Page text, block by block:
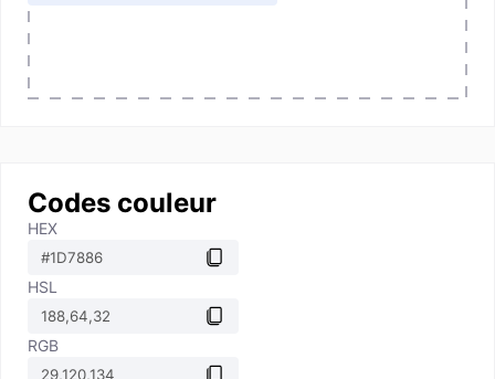
Codes couleur
HEX
HSL
RGB